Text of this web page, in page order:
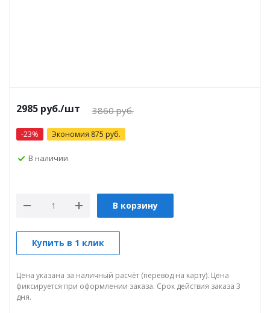
2985 руб./шт 3860 руб.
-23% Экономия 875 руб.
В наличии
В корзину
Купить в 1 клик
Цена указана за наличный расчёт (перевод на карту). Цена
фиксируется при оформлении заказа. Срок действия заказа 3
дня.